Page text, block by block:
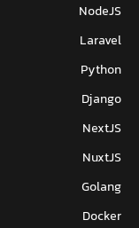
NodeJS
Laravel
Python
Django
NextJS
NuxtJS
Golang
Docker